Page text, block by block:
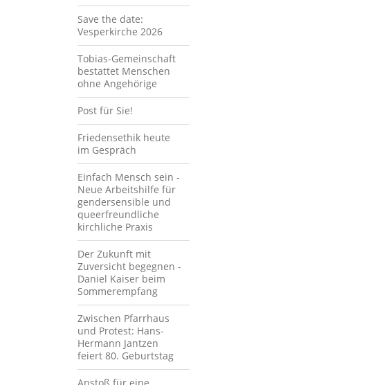
Save the date:
Vesperkirche 2026
Tobias-Gemeinschaft
bestattet Menschen
ohne Angehörige
Post für Sie!
Friedensethik heute
im Gespräch
Einfach Mensch sein -
Neue Arbeitshilfe für
gendersensible und
queerfreundliche
kirchliche Praxis
Der Zukunft mit
Zuversicht begegnen -
Daniel Kaiser beim
Sommerempfang
Zwischen Pfarrhaus
und Protest: Hans-
Hermann Jantzen
feiert 80. Geburtstag